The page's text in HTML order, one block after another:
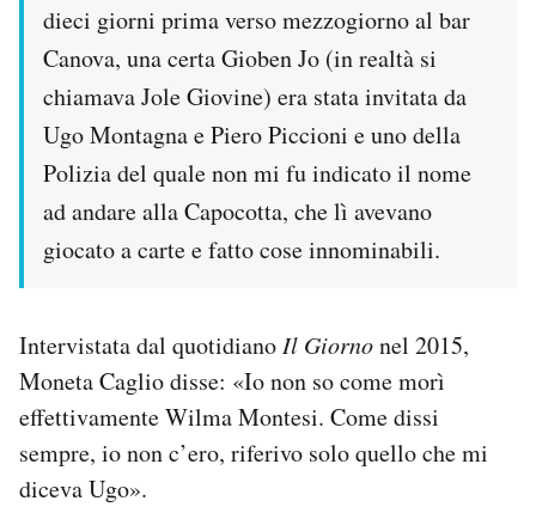
dieci giorni prima verso mezzogiorno al bar
Canova, una certa Gioben Jo (in realtà si
chiamava Jole Giovine) era stata invitata da
Ugo Montagna e Piero Piccioni e uno della
Polizia del quale non mi fu indicato il nome
ad andare alla Capocotta, che lì avevano
giocato a carte e fatto cose innominabili.
Intervistata dal quotidianoIl Giornonel 2015,
Moneta Caglio disse: «Io non so come morì
effettivamente Wilma Montesi. Come dissi
sempre, io non c’ero, riferivo solo quello che mi
diceva Ugo».